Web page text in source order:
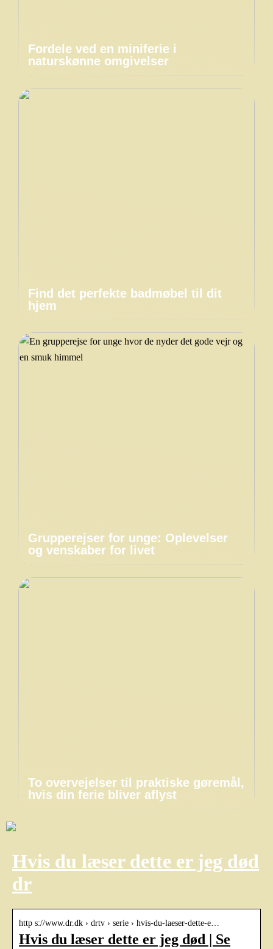
Fordele ved en miniferie i
naturskønne omgivelser
Find det perfekte badmøbel til dit
hjem
Grupperejser for unge: Oplevelser
og venskaber for livet
To overvejelser til praktiske gøremål,
hvis din ferie bliver aflyst
Hvis du læser dette er jeg død
dr
http s://www.dr.dk › drtv › serie › hvis-du-laeser-dette-e…
Hvis du læser dette er jeg død | Se